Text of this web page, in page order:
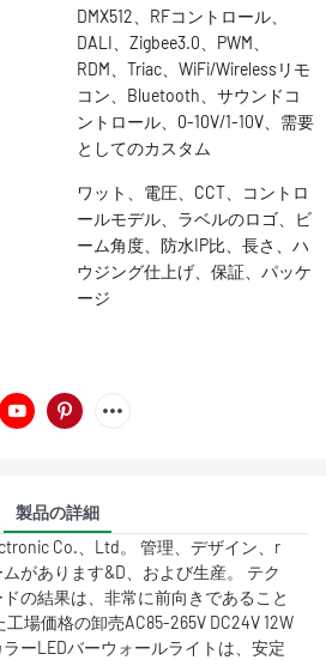
DMX512、RFコントロール、
DALI、Zigbee3.0、PWM、
RDM、Triac、WiFi/Wirelessリモ
コン、Bluetooth、サウンドコ
ントロール、0-10V/1-10V、需要
としてのカスタム
ワット、電圧、CCT、コントロ
ールモデル、ラベルのロゴ、ビ
ーム角度、防水IP比、長さ、ハ
ウジング仕上げ、保証、パッケ
ージ
製品の詳細
Co.、Ltd。 管理、デザイン、r
があります&D、および生産。 テク
の結果は、非常に前向きであること
場価格の卸売AC85-265V DC24V 12W
ラーLEDバーウォールライトは、安定